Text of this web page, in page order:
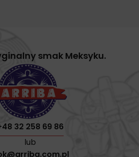
smak Meksyku.
32 258 69 86
lub